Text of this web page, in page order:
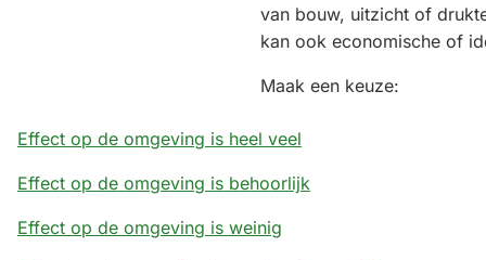
van bouw, uitzicht of
kan ook economische of
Maak een keuze:
Effect op de omgeving is heel veel
Effect op de omgeving is behoorlijk
Effect op de omgeving is weinig